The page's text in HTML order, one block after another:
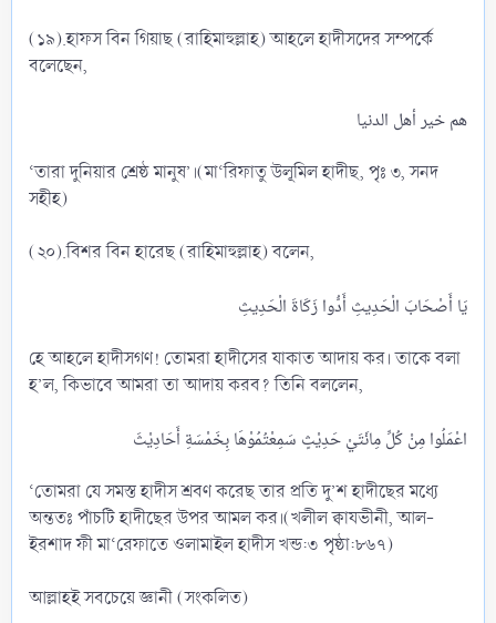
(১৯).হাফস বিন গিয়াছ (রাহিমাহুল্লাহ) আহলে হাদীসদের সম্পর্কে
বলেছেন,
‘তারা দুনিয়ার শ্রেষ্ঠ মানুষ’।(মা‘রিফাতু উলূমিল হাদীছ, পৃঃ ৩, সনদ
সহীহ)
(২০).বিশর বিন হারেছ (রাহিমাহুল্লাহ) বলেন,
হে আহলে হাদীসগণ! তোমরা হাদীসের যাকাত আদায় কর। তাকে বলা
হ’ল, কিভাবে আমরা তা আদায় করব? তিনি বললেন,
‘তোমরা যে সমস্ত হাদীস শ্রবণ করেছ তার প্রতি দু’শ হাদীছের মধ্যে
অন্ততঃ পাঁচটি হাদীছের উপর আমল কর।(খলীল ক্বাযভীনী, আল-
ইরশাদ ফী মা‘রেফাতে ওলামাইল হাদীস খন্ড:৩ পৃষ্ঠা:৮৬৭)
আল্লাহই সবচেয়ে জ্ঞানী (সংকলিত)